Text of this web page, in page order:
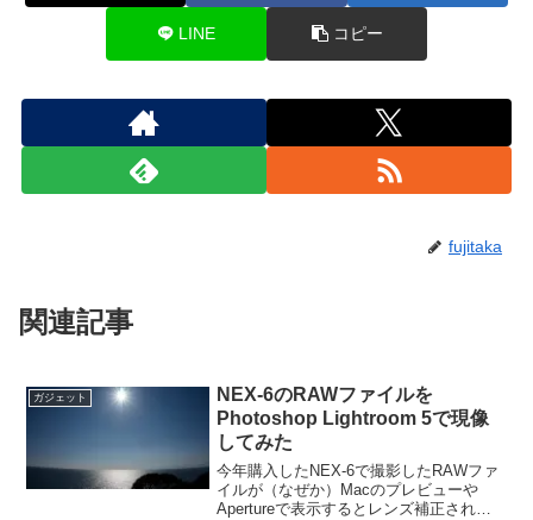
LINE コピー
fujitaka
関連記事
ガジェット
NEX-6のRAWファイルを
Photoshop Lightroom 5で現像
してみた
今年購入したNEX-6で撮影したRAWファ
イルが（なぜか）Macのプレビューや
Apertureで表示するとレンズ補正されな